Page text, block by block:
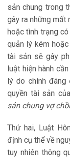
sản chung trong
gây ra những mất
hoặc tình trạng
quản lý kém
tài sản sẽ gây
luật hiện hành
lý do chính đáng
quyền tài sản
sản chung vợ
Thứ hai, Luật
định cụ thể về
tuy nhiên thông